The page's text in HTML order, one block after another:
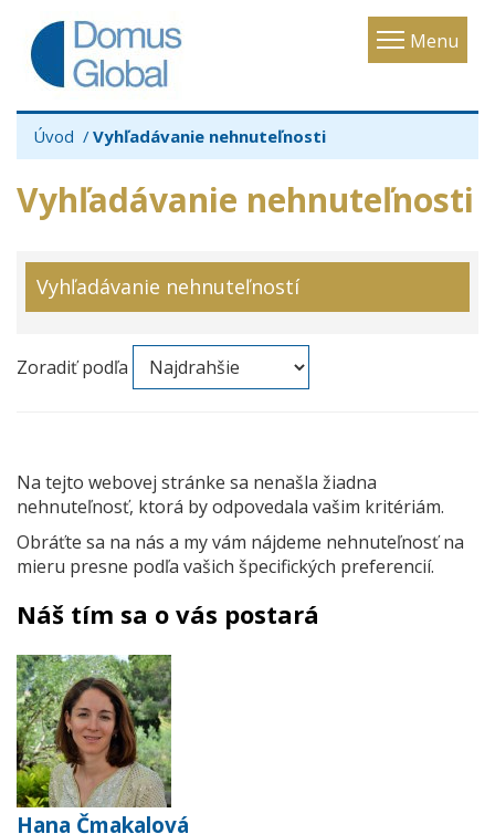
Menu
Toggle
Úvod Vyhľadávanie nehnuteľnosti
Vyhľadávanie nehnuteľnosti
Vyhľadávanie nehnuteľností
Zoradiť podľa
Na tejto webovej stránke sa nenašla žiadna
nehnuteľnosť, ktorá by odpovedala vašim kritériám.
Obráťte sa na nás a my vám nájdeme nehnuteľnosť na
mieru presne podľa vašich špecifických preferencií.
Náš tím sa o vás postará
Hana Čmakalová